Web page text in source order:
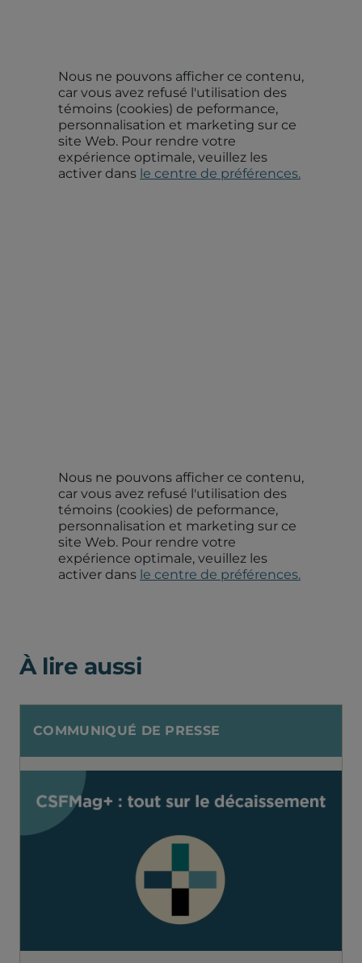
Nous ne pouvons afficher ce contenu,
car vous avez refusé l'utilisation des
témoins (cookies) de peformance,
personnalisation et marketing sur ce
site Web. Pour rendre votre
expérience optimale, veuillez les
activer dans le centre de préférences.
Nous ne pouvons afficher ce contenu,
car vous avez refusé l'utilisation des
témoins (cookies) de peformance,
personnalisation et marketing sur ce
site Web. Pour rendre votre
expérience optimale, veuillez les
activer dans le centre de préférences.
À lire aussi
COMMUNIQUÉ DE PRESSE